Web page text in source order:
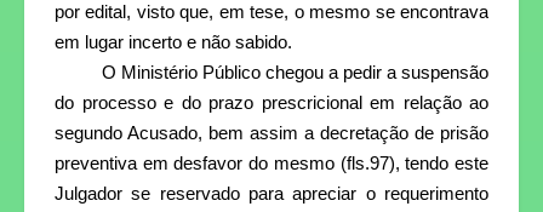
por edital, visto que, em tese, o mesmo se encontrava
em lugar incerto e não sabido.
O Ministério Público chegou a pedir a suspensão
do processo e do prazo prescricional em relação ao
segundo Acusado, bem assim a decretação de prisão
preventiva em desfavor do mesmo (fls.97), tendo este
Julgador se reservado para apreciar o requerimento